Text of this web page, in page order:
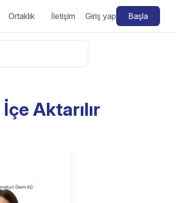
Ortaklık İletişim Giriş yap Başla
Aktarılır